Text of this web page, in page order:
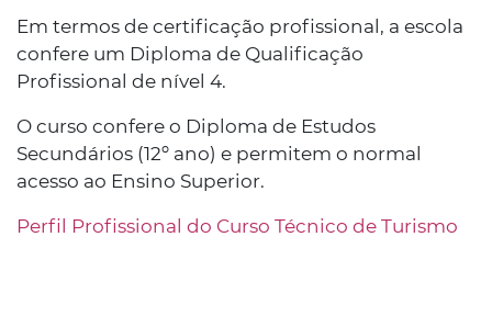
Em termos de certificação profissional, a escola
confere um Diploma de Qualificação
Profissional de nível 4.
O curso confere o Diploma de Estudos
Secundários (12º ano) e permitem o normal
acesso ao Ensino Superior.
Perfil Profissional do Curso Técnico de Turismo